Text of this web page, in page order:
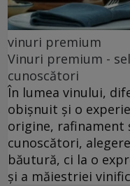
vinuri premium
Vinuri premium -
cunoscători
În lumea vinului,
obișnuit și o
origine, rafinament
cunoscători,
băutură, ci la o
și a măiestriei